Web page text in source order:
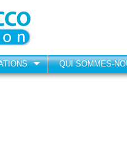
QUI SOMMES-